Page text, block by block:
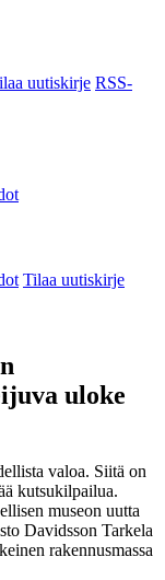
uutiskirje RSS-
Tilaa uutiskirje
uloke
valoa. Siitä on
kutsukilpailua.
museon uutta
Davidsson Tarkela
rakennusmassa